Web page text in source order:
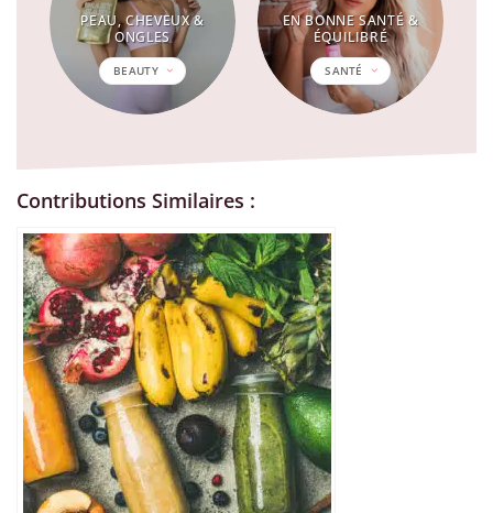
PEAU, CHEVEUX &
ONGLES
BEAUTY
EN BONNE SANTÉ &
ÉQUILIBRÉ
SANTÉ
Contributions Similaires :